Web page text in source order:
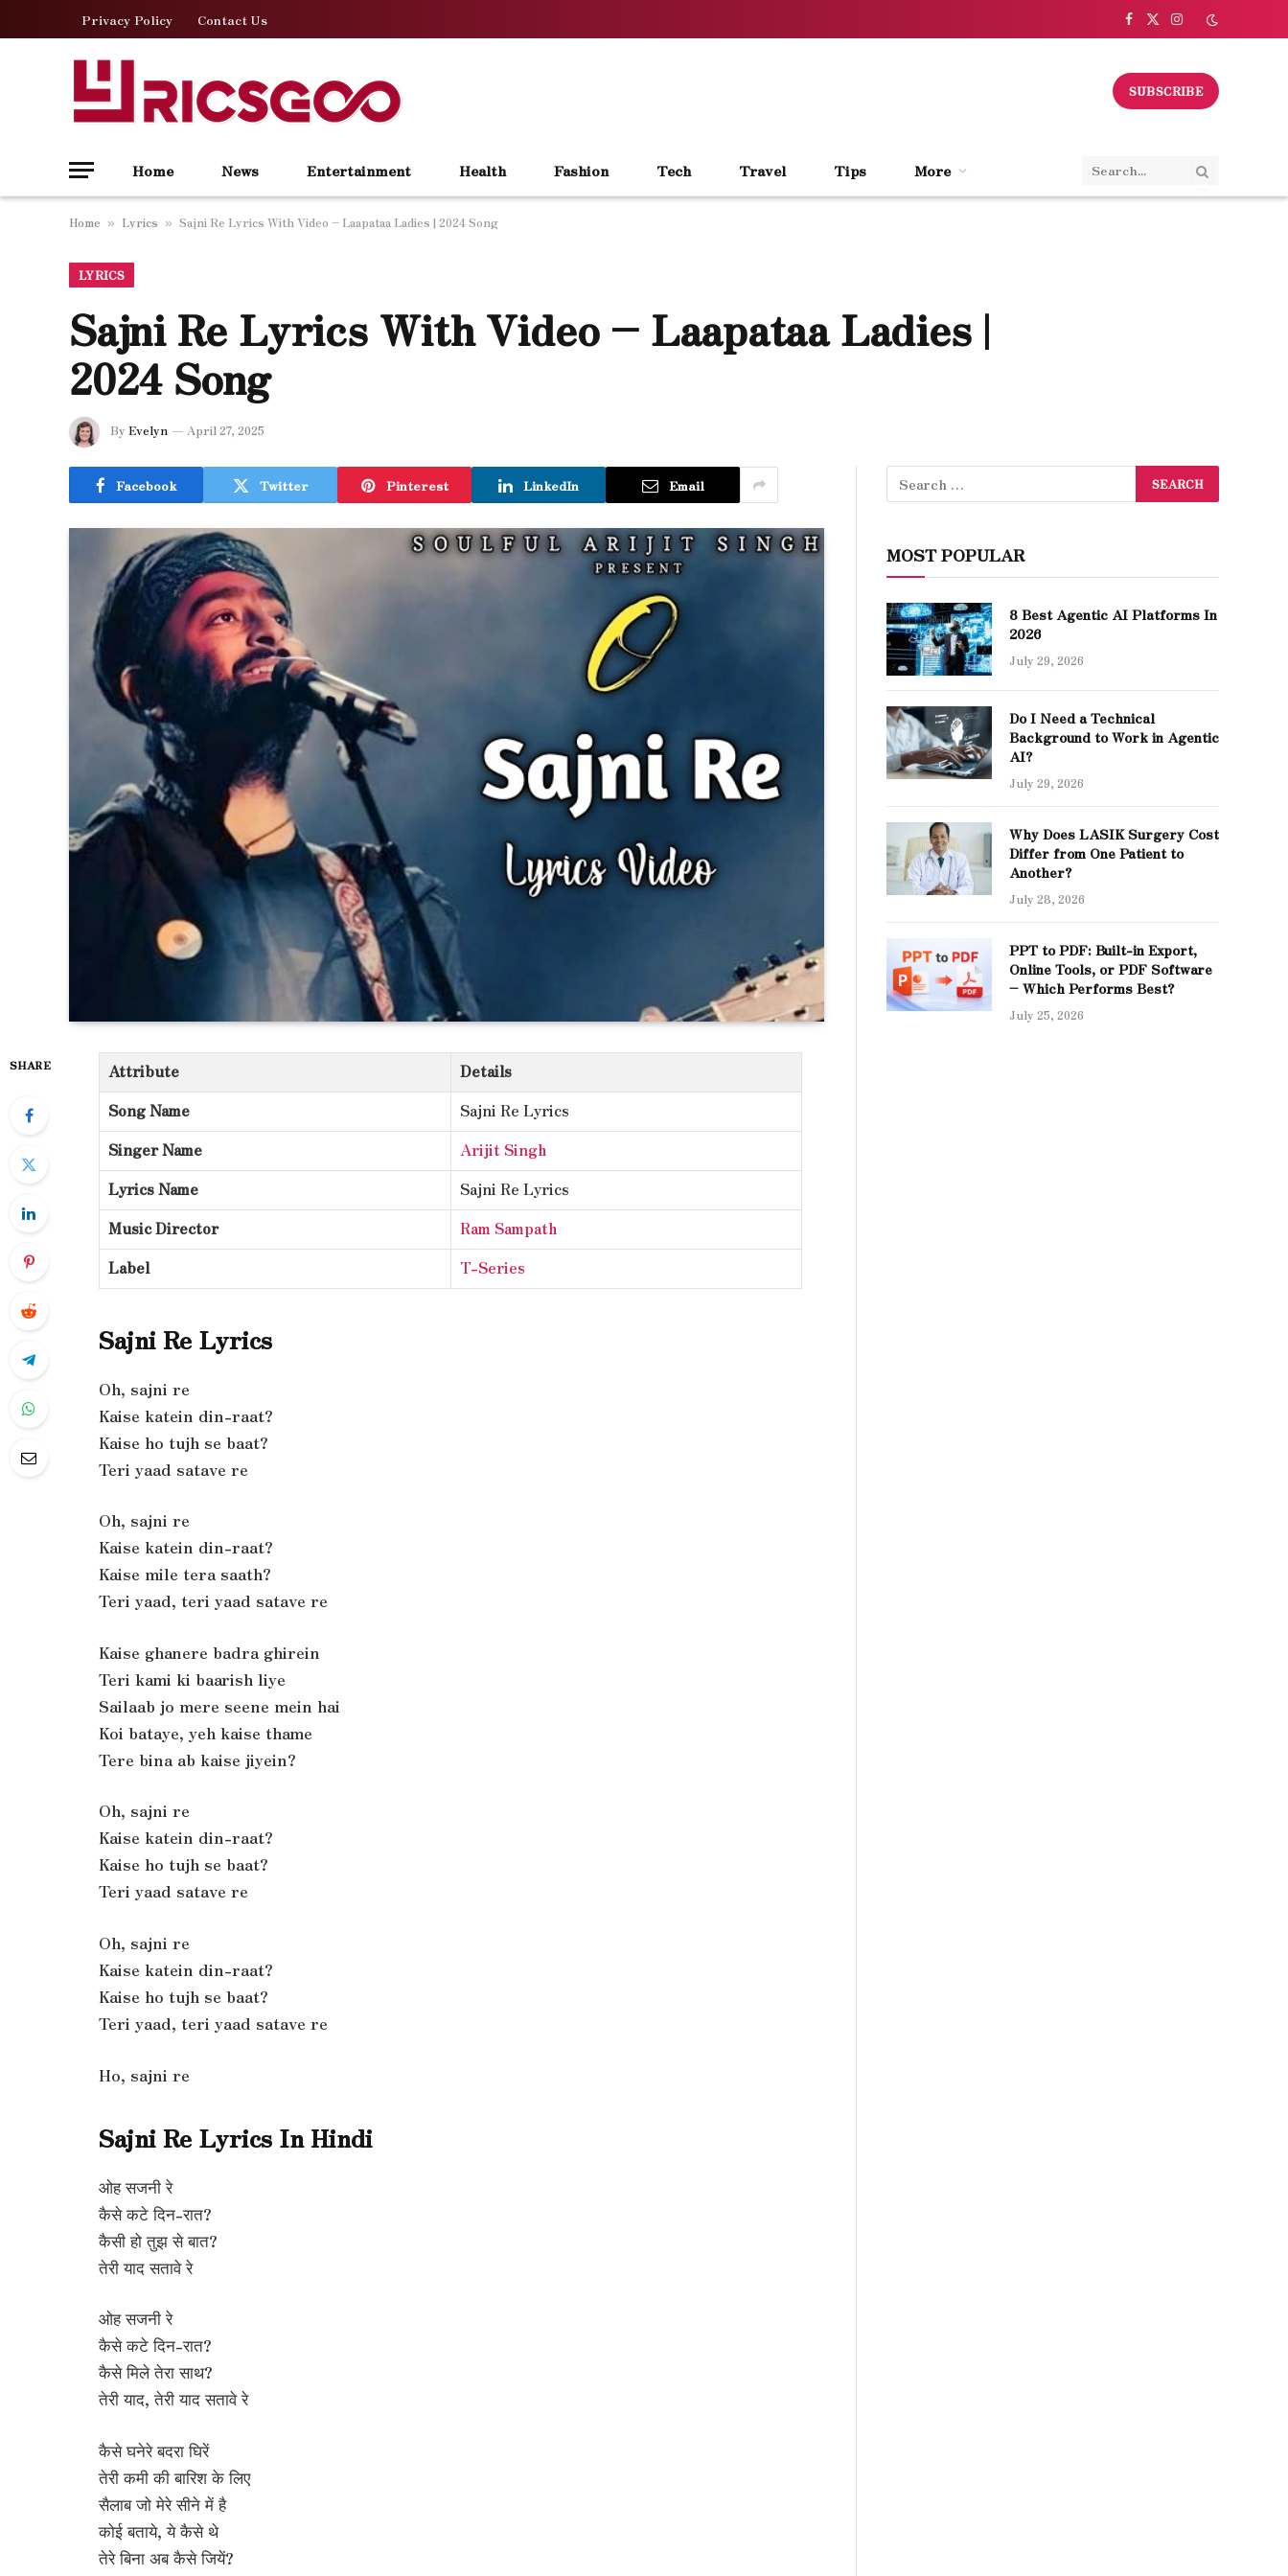
Privacy Policy Contact Us Facebook
X
Instagram
SUBSCRIBE
Home News Entertainment Health Fashion Tech Travel Tips More
Home » Lyrics » Sajni Re Lyrics With Video – Laapataa Ladies | 2024 Song
LYRICS
Sajni Re Lyrics With Video – Laapataa Ladies |
2024 Song
By Evelyn April 27, 2025
Facebook Twitter Pinterest LinkedIn Email
SHARE Attribute
Details
Song Name
Sajni Re Lyrics
Singer Name
Arijit Singh
Lyrics Name
Sajni Re Lyrics
Music Director
Ram Sampath
Label
T-Series
Sajni Re Lyrics
Oh, sajni re
Kaise katein din-raat?
Kaise ho tujh se baat?
Teri yaad satave re
Oh, sajni re
Kaise katein din-raat?
Kaise mile tera saath?
Teri yaad, teri yaad satave re
Kaise ghanere badra ghirein
Teri kami ki baarish liye
Sailaab jo mere seene mein hai
Koi bataye, yeh kaise thame
Tere bina ab kaise jiyein?
Oh, sajni re
Kaise katein din-raat?
Kaise ho tujh se baat?
Teri yaad satave re
Oh, sajni re
Kaise katein din-raat?
Kaise ho tujh se baat?
Teri yaad, teri yaad satave re
Ho, sajni re
Sajni Re Lyrics In Hindi
ओह सजनी रे
कैसे कटे दिन-रात?
कैसी हो तुझ से बात?
तेरी याद सतावे रे
ओह सजनी रे
कैसे कटे दिन-रात?
कैसे मिले तेरा साथ?
तेरी याद, तेरी याद सतावे रे
कैसे घनेरे बदरा घिरें
तेरी कमी की बारिश के लिए
सैलाब जो मेरे सीने में है
कोई बताये, ये कैसे थे
तेरे बिना अब कैसे जियें?
MOST POPULAR
8 Best Agentic AI Platforms In
2026
July 29, 2026
Do I Need a Technical
Background to Work in Agentic
AI?
July 29, 2026
Why Does LASIK Surgery Cost
Differ from One Patient to
Another?
July 28, 2026
PPT to PDF: Built-in Export,
Online Tools, or PDF Software
– Which Performs Best?
July 25, 2026